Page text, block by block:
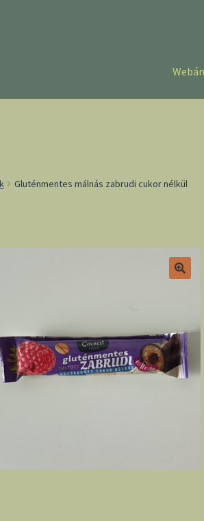
Gluténmentes málnás zabrudi cukor nélkül